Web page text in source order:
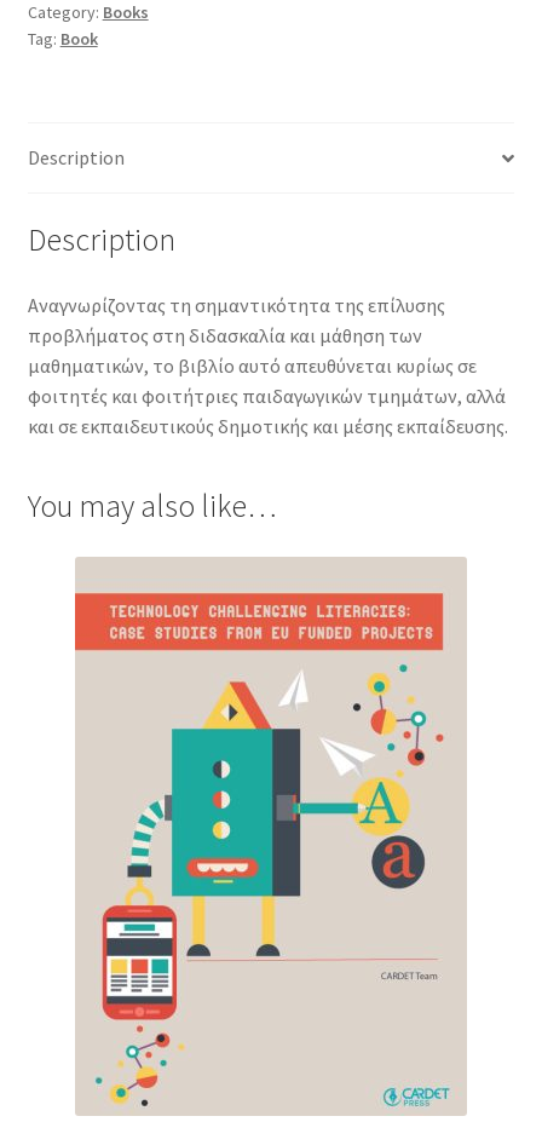
Category: Books
Tag: Book
Description
Description
Αναγνωρίζοντας τη σημαντικότητα της επίλυσης
προβλήματος στη διδασκαλία και μάθηση των
μαθηματικών, το βιβλίο αυτό απευθύνεται κυρίως σε
φοιτητές και φοιτήτριες παιδαγωγικών τμημάτων, αλλά
και σε εκπαιδευτικούς δημοτικής και μέσης εκπαίδευσης.
You may also like…